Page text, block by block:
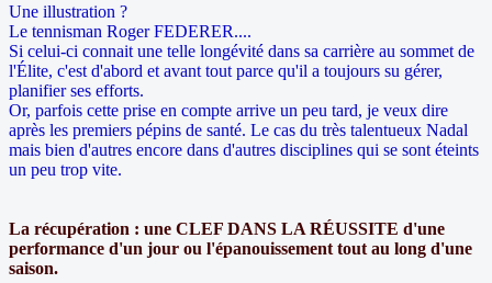
Une illustration ?
Le tennisman Roger FEDERER....
Si celui-ci connait une telle longévité dans sa carrière au sommet de
l'Élite, c'est d'abord et avant tout parce qu'il a toujours su gérer,
planifier ses efforts.
Or, parfois cette prise en compte arrive un peu tard, je veux dire
après les premiers pépins de santé. Le cas du très talentueux Nadal
mais bien d'autres encore dans d'autres disciplines qui se sont éteints
un peu trop vite.
La récupération : une CLEF DANS LA RÉUSSITE d'une
performance d'un jour ou l'épanouissement tout au long d'une
saison.